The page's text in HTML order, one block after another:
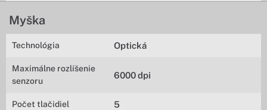
Myška
Technológia Optická
Maximálne rozlíšenie
senzoru
6000 dpi
Počet tlačidiel 5